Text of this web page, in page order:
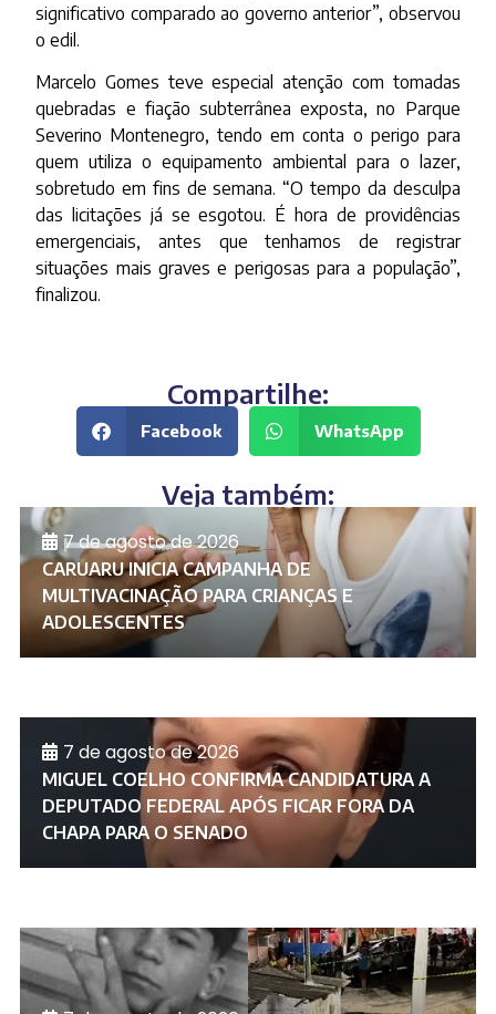
significativo comparado ao governo anterior”, observou
o edil.
Marcelo Gomes teve especial atenção com tomadas
quebradas e fiação subterrânea exposta, no Parque
Severino Montenegro, tendo em conta o perigo para
quem utiliza o equipamento ambiental para o lazer,
sobretudo em fins de semana. “O tempo da desculpa
das licitações já se esgotou. É hora de providências
emergenciais, antes que tenhamos de registrar
situações mais graves e perigosas para a população”,
finalizou.
Compartilhe:
Facebook WhatsApp
Veja também:
7 de agosto de 2026
CARUARU INICIA CAMPANHA DE
MULTIVACINAÇÃO PARA CRIANÇAS E
ADOLESCENTES
7 de agosto de 2026
MIGUEL COELHO CONFIRMA CANDIDATURA A
DEPUTADO FEDERAL APÓS FICAR FORA DA
CHAPA PARA O SENADO